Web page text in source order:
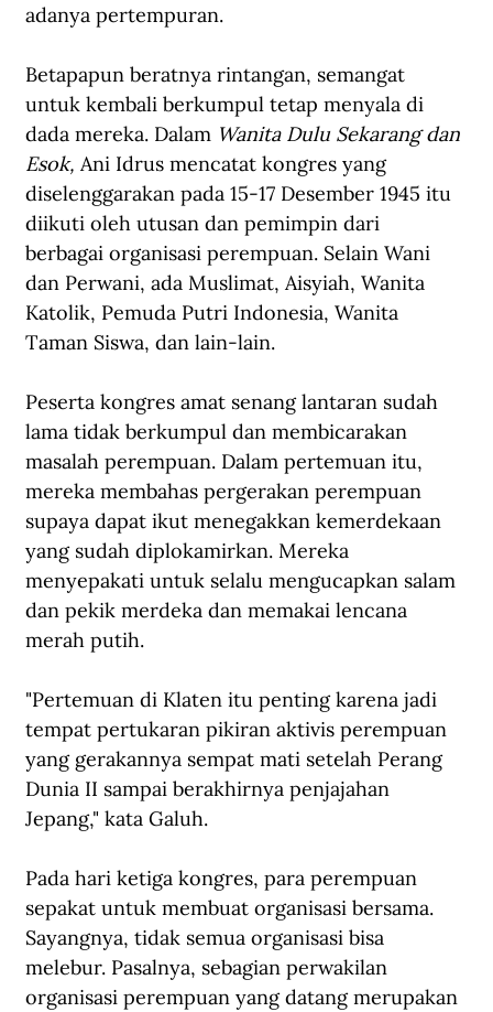
adanya pertempuran.
Betapapun beratnya rintangan, semangat
untuk kembali berkumpul tetap menyala di
dada mereka. Dalam Wanita Dulu Sekarang dan
Esok, Ani Idrus mencatat kongres yang
diselenggarakan pada 15-17 Desember 1945 itu
diikuti oleh utusan dan pemimpin dari
berbagai organisasi perempuan. Selain Wani
dan Perwani, ada Muslimat, Aisyiah, Wanita
Katolik, Pemuda Putri Indonesia, Wanita
Taman Siswa, dan lain-lain.
Peserta kongres amat senang lantaran sudah
lama tidak berkumpul dan membicarakan
masalah perempuan. Dalam pertemuan itu,
mereka membahas pergerakan perempuan
supaya dapat ikut menegakkan kemerdekaan
yang sudah diplokamirkan. Mereka
menyepakati untuk selalu mengucapkan salam
dan pekik merdeka dan memakai lencana
merah putih.
"Pertemuan di Klaten itu penting karena jadi
tempat pertukaran pikiran aktivis perempuan
yang gerakannya sempat mati setelah Perang
Dunia II sampai berakhirnya penjajahan
Jepang," kata Galuh.
Pada hari ketiga kongres, para perempuan
sepakat untuk membuat organisasi bersama.
Sayangnya, tidak semua organisasi bisa
melebur. Pasalnya, sebagian perwakilan
organisasi perempuan yang datang merupakan